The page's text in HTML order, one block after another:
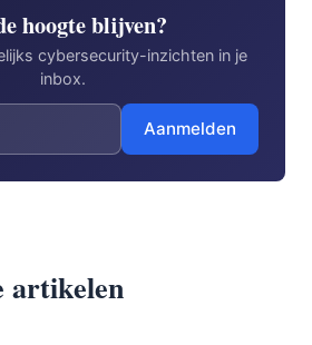
hoogte blijven?
cybersecurity-inzichten in je
inbox.
Aanmelden
artikelen